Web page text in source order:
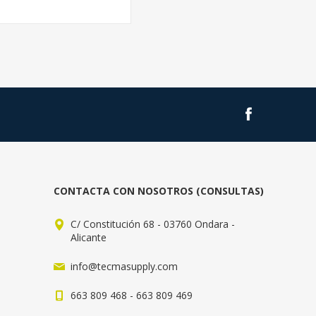
CONTACTA CON NOSOTROS (CONSULTAS)
C/ Constitución 68 - 03760 Ondara -
Alicante
info@tecmasupply.com
663 809 468 - 663 809 469